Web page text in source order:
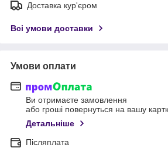
Доставка кур'єром
Всі умови доставки
Умови оплати
Ви отримаєте замовлення
або гроші повернуться на вашу
Детальніше
Післяплата